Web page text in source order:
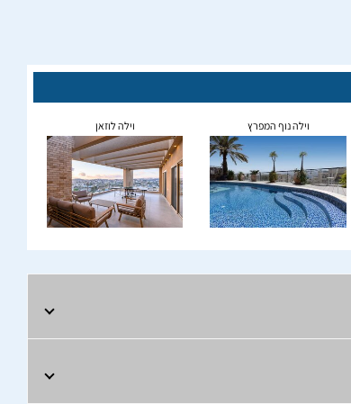
וילה נוף המפרץ וילה לוזאן